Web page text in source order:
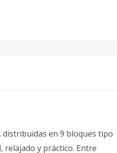
distribuidas en 9 bloques tipo
relajado y práctico. Entre